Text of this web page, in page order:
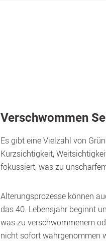
Verschwommen
Es gibt eine Vielzahl von
Kurzsichtigkeit,
fokussiert, was zu
Alterungsprozesse können
das 40. Lebensjahr beginnt
was zu verschwommenem
nicht sofort wahrgenommen